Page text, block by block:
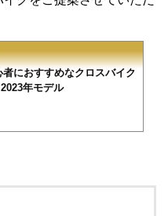
におすすめなクロスバイク
年モデル